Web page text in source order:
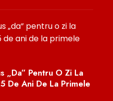
„da” Pentru O Zi La
De Ani De La Primele